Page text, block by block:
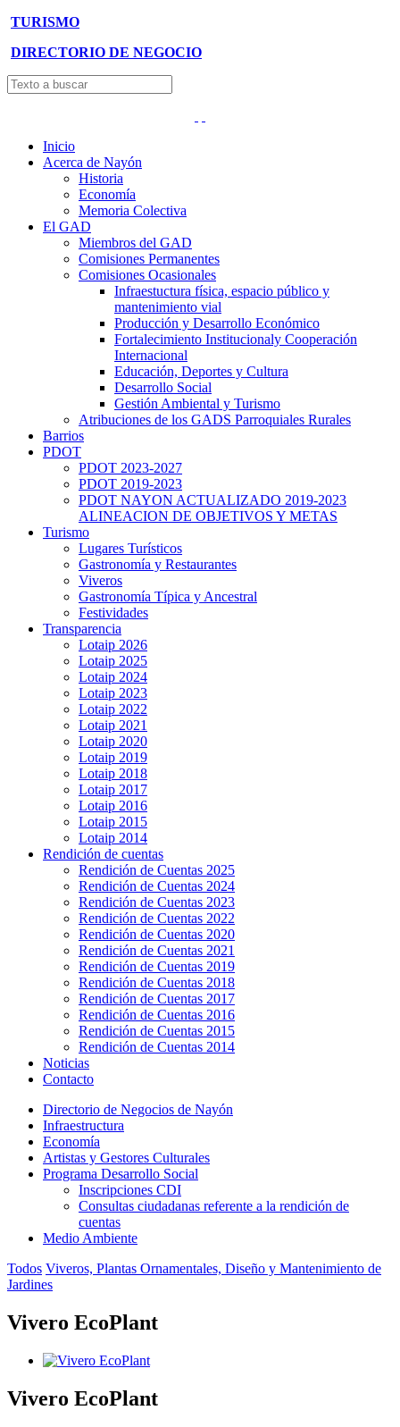
TURISMO
DIRECTORIO DE NEGOCIO
Inicio
Acerca de Nayón
Historia
Economía
Memoria Colectiva
El GAD
Miembros del GAD
Comisiones Permanentes
Comisiones Ocasionales
Infraestuctura física, espacio público y
mantenimiento vial
Producción y Desarrollo Económico
Fortalecimiento Institucionaly Cooperación
Internacional
Educación, Deportes y Cultura
Desarrollo Social
Gestión Ambiental y Turismo
Atribuciones de los GADS Parroquiales Rurales
Barrios
PDOT
PDOT 2023-2027
PDOT 2019-2023
PDOT NAYON ACTUALIZADO 2019-2023
ALINEACION DE OBJETIVOS Y METAS
Turismo
Lugares Turísticos
Gastronomía y Restaurantes
Viveros
Gastronomía Típica y Ancestral
Festividades
Transparencia
Lotaip 2026
Lotaip 2025
Lotaip 2024
Lotaip 2023
Lotaip 2022
Lotaip 2021
Lotaip 2020
Lotaip 2019
Lotaip 2018
Lotaip 2017
Lotaip 2016
Lotaip 2015
Lotaip 2014
Rendición de cuentas
Rendición de Cuentas 2025
Rendición de Cuentas 2024
Rendición de Cuentas 2023
Rendición de Cuentas 2022
Rendición de Cuentas 2020
Rendición de Cuentas 2021
Rendición de Cuentas 2019
Rendición de Cuentas 2018
Rendición de Cuentas 2017
Rendición de Cuentas 2016
Rendición de Cuentas 2015
Rendición de Cuentas 2014
Noticias
Contacto
Directorio de Negocios de Nayón
Infraestructura
Economía
Artistas y Gestores Culturales
Programa Desarrollo Social
Inscripciones CDI
Consultas ciudadanas referente a la rendición de
cuentas
Medio Ambiente
Todos Viveros, Plantas Ornamentales, Diseño y Mantenimiento de
Jardines
Vivero EcoPlant
Vivero EcoPlant